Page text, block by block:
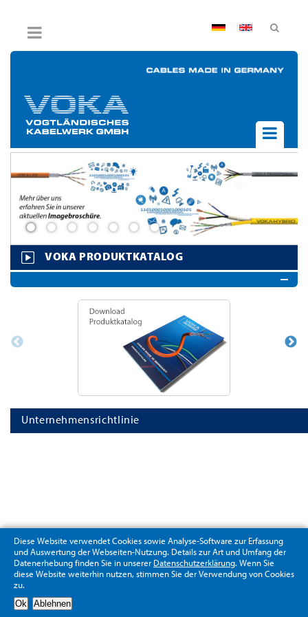
AGB
Impressum
Widerruf
UNTERNEHMEN
PRODUKTE
BPVO
JOB & KARRIERE
KONTAKT
VOKA PRODUKTKATALOG
Unternehmensrichtlinie
Diese Website verwendet Cookies sowie Analyse-Software zur Erfassung
und Auswertung der Webseiten-Nutzung. Details zur Art und Umfang der
Datenerhebung finden Sie in unserer Datenschutzerklärung. Wenn Sie
diese Website weiterhin nutzen, stimmen Sie der Verwendung von Cookies
zu.